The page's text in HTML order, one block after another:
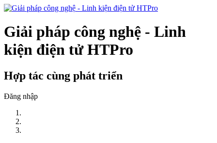
Giải pháp công nghệ - Linh
kiện điện tử HTPro
Hợp tác cùng phát triển
Đăng nhập